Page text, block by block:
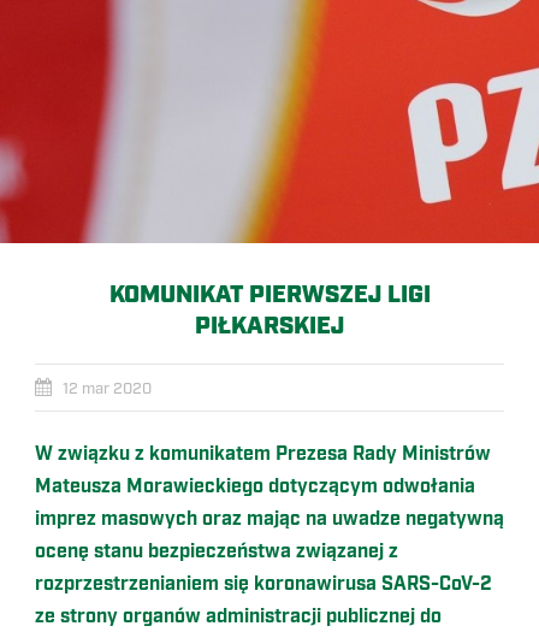
KOMUNIKAT PIERWSZEJ LIGI
PIŁKARSKIEJ
12 mar 2020
W związku z komunikatem Prezesa Rady Ministrów
Mateusza Morawieckiego dotyczącym odwołania
imprez masowych oraz mając na uwadze negatywną
ocenę stanu bezpieczeństwa związanej z
rozprzestrzenianiem się koronawirusa SARS-CoV-2
ze strony organów administracji publicznej do